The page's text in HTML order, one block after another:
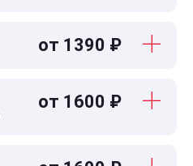
от 1390 ₽
от 1600 ₽